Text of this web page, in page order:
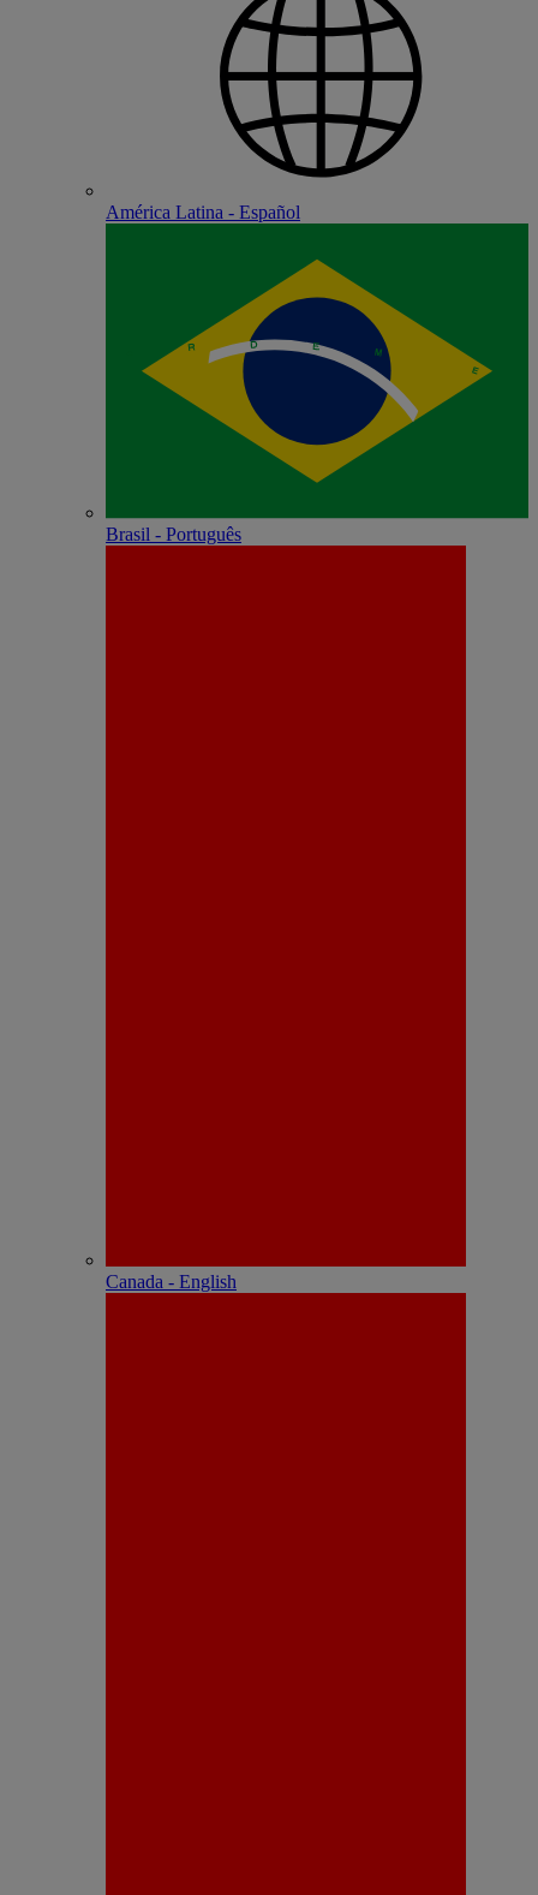
América Latina - Español
Brasil - Português
Canada - English